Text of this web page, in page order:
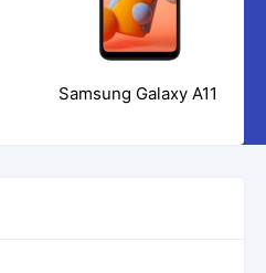
Samsung Galaxy A11